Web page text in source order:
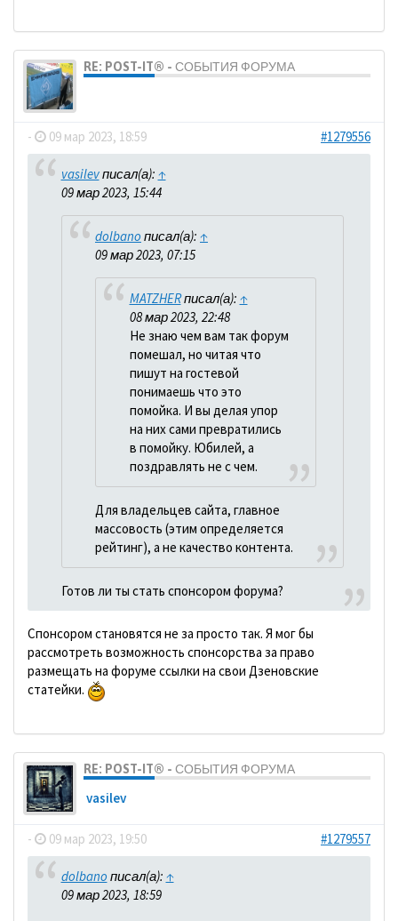
RE: POST-IT® - СОБЫТИЯ ФОРУМА
- 09 мар 2023, 18:59 #1279556
vasilevписал(а): ↑
09 мар 2023, 15:44
dolbano писал(а): ↑
09 мар 2023, 07:15
MATZHERписал(а): ↑
08 мар 2023, 22:48
Не знаю чем вам так форум
помешал, но читая что
пишут на гостевой
понимаешь что это
помойка. И вы делая упор
на них сами превратились
в помойку. Юбилей, а
поздравлять не с чем.
Для владельцев сайта, главное
массовость (этим определяется
рейтинг), а не качество контента.
Готов ли ты стать спонсором форума?
Спонсором становятся не за просто так. Я мог бы
рассмотреть возможность спонсорства за право
размещать на форуме ссылки на свои Дзеновские
статейки.
RE: POST-IT® - СОБЫТИЯ ФОРУМА
vasilev
- 09 мар 2023, 19:50 #1279557
dolbano писал(а): ↑
09 мар 2023, 18:59